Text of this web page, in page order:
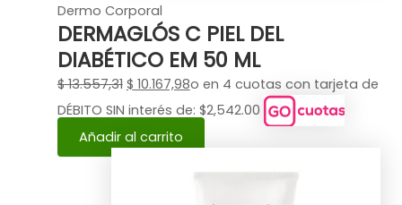
Dermo Corporal
DERMAGLÓS C PIEL DEL
DIABÉTICO EM 50 ML
$13.557,31 $ 10.167,98o en 4 cuotas con tarjeta de
DÉBITO SIN interés de: $2,542.00
Añadir al carrito